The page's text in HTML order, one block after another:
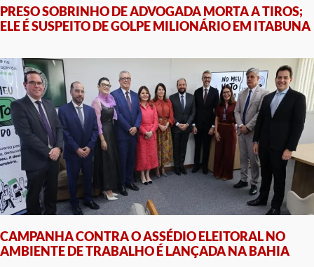
PRESO SOBRINHO DE ADVOGADA MORTA A TIROS;
ELE É SUSPEITO DE GOLPE MILIONÁRIO EM ITABUNA
CAMPANHA CONTRA O ASSÉDIO ELEITORAL NO
AMBIENTE DE TRABALHO É LANÇADA NA BAHIA